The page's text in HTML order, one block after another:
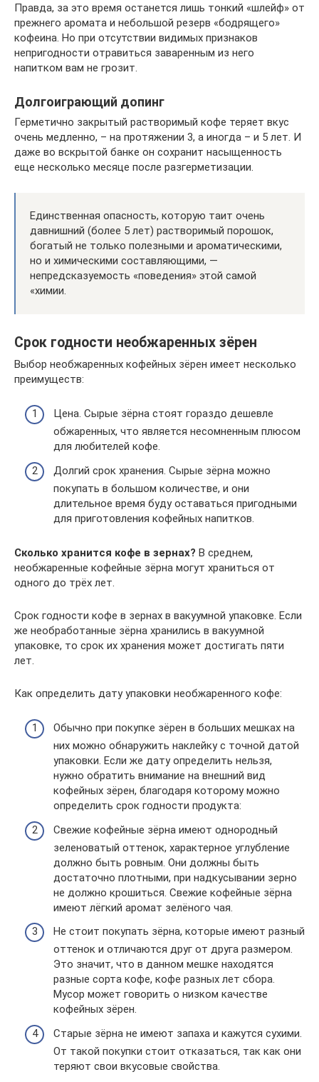
Правда, за это время останется лишь тонкий «шлейф» от
прежнего аромата и небольшой резерв «бодрящего»
кофеина. Но при отсутствии видимых признаков
непригодности отравиться заваренным из него
напитком вам не грозит.
Долгоиграющий допинг
Герметично закрытый растворимый кофе теряет вкус
очень медленно, – на протяжении 3, а иногда – и 5 лет. И
даже во вскрытой банке он сохранит насыщенность
еще несколько месяце после разгерметизации.
Единственная опасность, которую таит очень
давнишний (более 5 лет) растворимый порошок,
богатый не только полезными и ароматическими,
но и химическими составляющими, —
непредсказуемость «поведения» этой самой
«химии.
Срок годности необжаренных зёрен
Выбор необжаренных кофейных зёрен имеет несколько
преимуществ:
Цена. Сырые зёрна стоят гораздо дешевле
обжаренных, что является несомненным плюсом
для любителей кофе.
Долгий срок хранения. Сырые зёрна можно
покупать в большом количестве, и они
длительное время буду оставаться пригодными
для приготовления кофейных напитков.
Сколько хранится кофе в зернах? В среднем,
необжаренные кофейные зёрна могут храниться от
одного до трёх лет.
Срок годности кофе в зернах в вакуумной упаковке. Если
же необработанные зёрна хранились в вакуумной
упаковке, то срок их хранения может достигать пяти
лет.
Как определить дату упаковки необжаренного кофе:
Обычно при покупке зёрен в больших мешках на
них можно обнаружить наклейку с точной датой
упаковки. Если же дату определить нельзя,
нужно обратить внимание на внешний вид
кофейных зёрен, благодаря которому можно
определить срок годности продукта:
Свежие кофейные зёрна имеют однородный
зеленоватый оттенок, характерное углубление
должно быть ровным. Они должны быть
достаточно плотными, при надкусывании зерно
не должно крошиться. Свежие кофейные зёрна
имеют лёгкий аромат зелёного чая.
Не стоит покупать зёрна, которые имеют разный
оттенок и отличаются друг от друга размером.
Это значит, что в данном мешке находятся
разные сорта кофе, кофе разных лет сбора.
Мусор может говорить о низком качестве
кофейных зёрен.
Старые зёрна не имеют запаха и кажутся сухими.
От такой покупки стоит отказаться, так как они
теряют свои вкусовые свойства.